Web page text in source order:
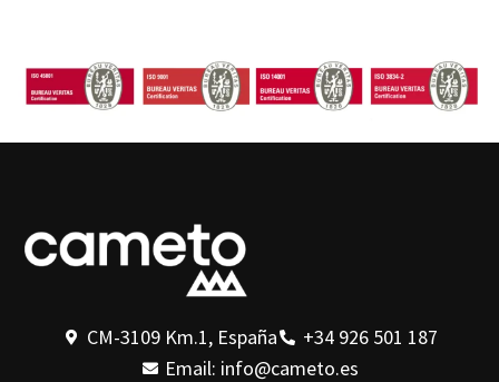
CM-3109 Km.1, España
+34 926 501 187
Email: info@cameto.es